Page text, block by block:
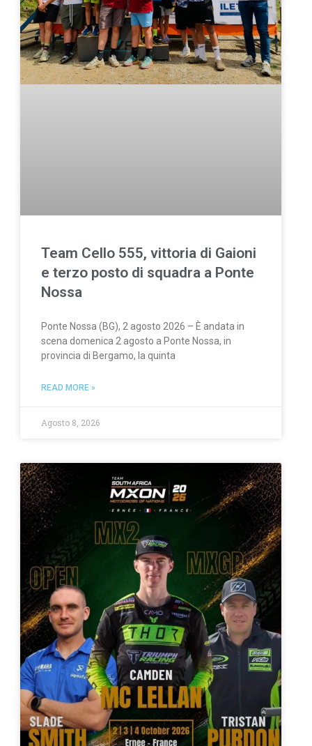
Team Cello 555, vittoria di Gaioni
e terzo posto di squadra a Ponte
Nossa
Ponte Nossa (BG), 2 agosto 2026 – È andata in
scena domenica 2 agosto a Ponte Nossa, in
provincia di Bergamo, la quinta
READ MORE »
Agosto 8, 2026